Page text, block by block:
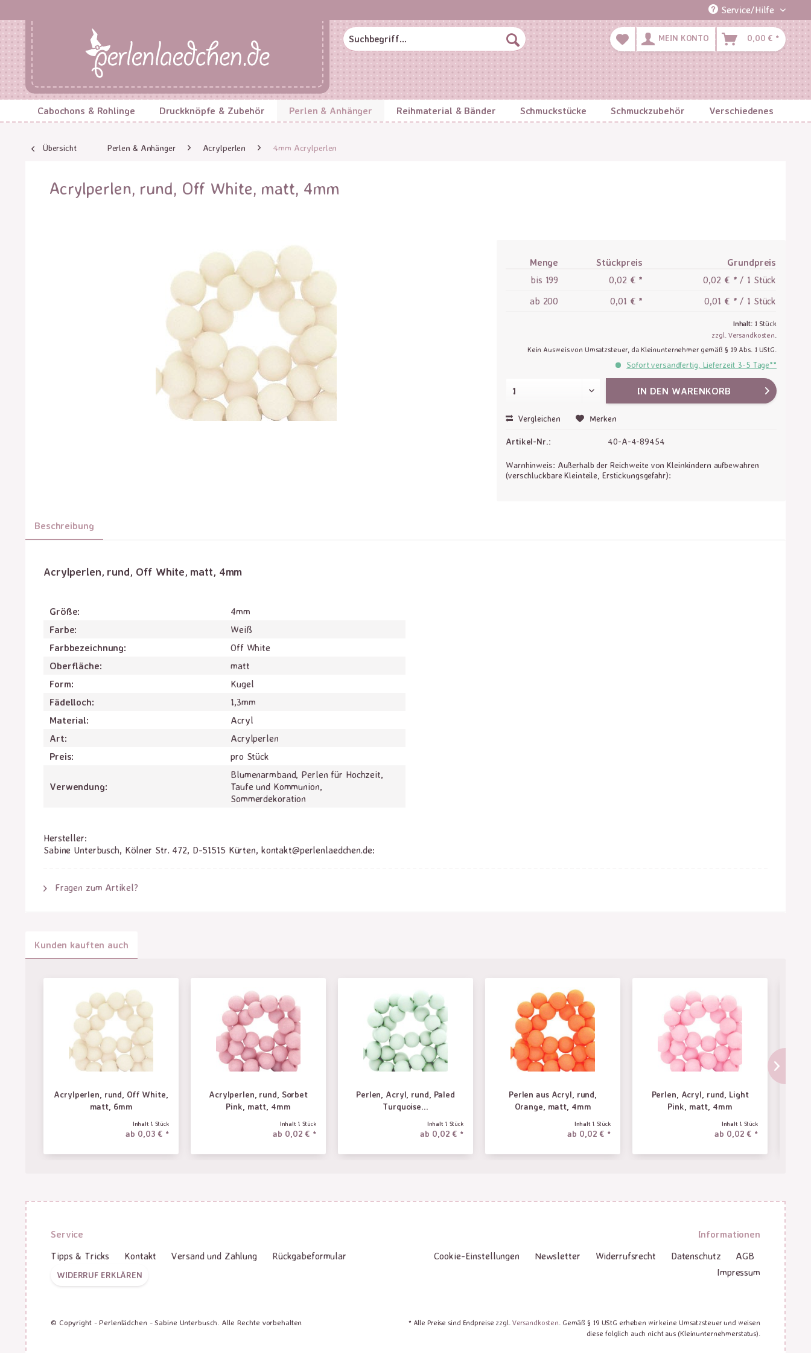
Service/Hilfe
MEIN KONTO 0,00 € *
Cabochons & Rohlinge Druckknöpfe & Zubehör Perlen & Anhänger Reihmaterial & Bänder Schmuckstücke Schmuckzubehör Verschiedenes
Übersicht Perlen & Anhänger Acrylperlen 4mm Acrylperlen
Acrylperlen, rund, Off White, matt, 4mm
Menge Stückpreis
Grundpreis
bis 199 0,02 € *
0,02 € * / 1 Stück
ab 200 0,01 € * 0,01 € * / 1 Stück
Inhalt: 1 Stück
zzgl. Versandkosten.
Kein Ausweis von Umsatzsteuer, da Kleinunternehmer gemäß § 19 Abs. 1 UStG.
Sofort versandfertig, Lieferzeit 3-5 Tage**
IN DEN WARENKORB
Vergleichen Merken
Artikel-Nr.: 40-A-4-89454
Warnhinweis: Außerhalb der Reichweite von Kleinkindern aufbewahren
(verschluckbare Kleinteile, Erstickungsgefahr):
Beschreibung
Acrylperlen, rund, Off White, matt, 4mm
Größe:
4mm
Farbe:
Weiß
Farbbezeichnung:
Off White
Oberfläche:
matt
Form:
Kugel
Fädelloch:
1,3mm
Material:
Acryl
Art:
Acrylperlen
Preis:
pro Stück
Verwendung:
Blumenarmband, Perlen für Hochzeit,
Taufe und Kommunion,
Sommerdekoration
Hersteller:
Sabine Unterbusch, Kölner Str. 472, D-51515 Kürten, kontakt@perlenlaedchen.de:
Fragen zum Artikel?
Kunden kauften auch
Acrylperlen, rund, Off White,
matt, 6mm
Inhalt 1 Stück
ab 0,03 € *
Acrylperlen, rund, Sorbet
Pink, matt, 4mm
Inhalt 1 Stück
ab 0,02 € *
Perlen, Acryl, rund, Paled
Turquoise...
Inhalt 1 Stück
ab 0,02 € *
Perlen aus Acryl, rund,
Orange, matt, 4mm
Inhalt 1 Stück
ab 0,02 € *
Perlen, Acryl, rund, Light
Pink, matt, 4mm
Inhalt 1 Stück
ab 0,02 € *
Service
Tipps & Tricks
Kontakt Versand und Zahlung Rückgabeformular
WIDERRUF ERKLÄREN
Informationen
Cookie-Einstellungen
Newsletter Widerrufsrecht Datenschutz
AGB
Impressum
* Alle Preise sind Endpreise zzgl. Versandkosten. Gemäß § 19 UStG erheben wir keine Umsatzsteuer und weisen
diese folglich auch nicht aus (Kleinunternehmerstatus).
© Copyright - Perlenlädchen - Sabine Unterbusch. Alle Rechte vorbehalten